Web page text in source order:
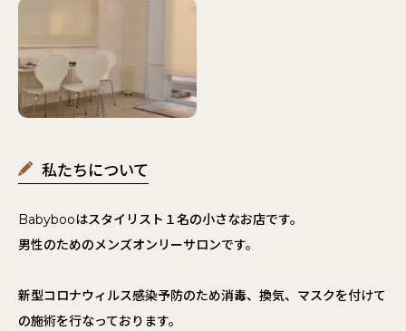
私たちについて
Babybooはスタイリスト１名の小さなお店です。
男性のためのメンズオンリーサロンです。
新型コロナウィルス感染予防のため消毒、換気、マスクを付けて
の施術を行なっております。